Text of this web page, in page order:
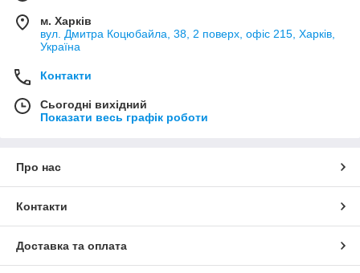
м. Харків
вул. Дмитра Коцюбайла, 38, 2 поверх, офіс 215, Харків,
Україна
Контакти
Сьогодні вихідний
Показати весь графік роботи
Про нас
Контакти
Доставка та оплата